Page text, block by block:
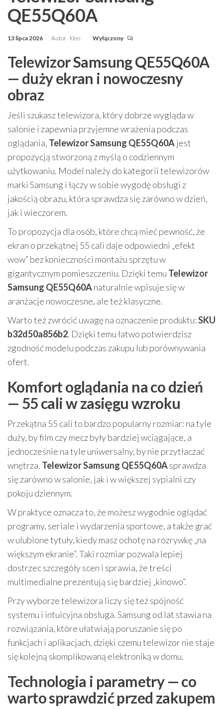
QE55Q60A
13 lipca 2026 Autor kleo Wyłączony
Telewizor Samsung QE55Q60A
— duży ekran i nowoczesny
obraz
Jeśli szukasz telewizora, który dobrze wygląda w
salonie i zapewnia przyjemne wrażenia podczas
oglądania, Telewizor Samsung QE55Q60Ajest
propozycją stworzoną z myślą o codziennym
użytkowaniu. Model należy do kategorii telewizorów
marki Samsung i łączy w sobie wygodę obsługi z
jakością obrazu, która sprawdza się zarówno w dzień,
jak i wieczorem.
To propozycja dla osób, które chcą mieć pewność, że
ekran o przekątnej 55 cali daje odpowiedni „efekt
wow” bez konieczności montażu sprzętu w
gigantycznym pomieszczeniu. Dzięki temu Telewizor
Samsung QE55Q60Anaturalnie wpisuje się w
aranżacje nowoczesne, ale też klasyczne.
Warto też zwrócić uwagę na oznaczenie produktu:SKU
b32d50a856b2. Dzięki temu łatwo potwierdzisz
zgodność modelu podczas zakupu lub porównywania
ofert.
Komfort oglądania na co dzień
— 55 cali w zasięgu wzroku
Przekątna 55 cali to bardzo popularny rozmiar: na tyle
duży, by film czy mecz były bardziej wciągające, a
jednocześnie na tyle uniwersalny, by nie przytłaczać
wnętrza. Telewizor Samsung QE55Q60Asprawdza
się zarówno w salonie, jak i w większej sypialni czy
pokoju dziennym.
W praktyce oznacza to, że możesz wygodnie oglądać
programy, seriale i wydarzenia sportowe, a także grać
w ulubione tytuły, kiedy masz ochotę na rozrywkę „na
większym ekranie”. Taki rozmiar pozwala lepiej
dostrzec szczegóły scen i sprawia, że treści
multimedialne prezentują się bardziej „kinowo”.
Przy wyborze telewizora liczy się też spójność
systemu i intuicyjna obsługa. Samsung od lat stawia na
rozwiązania, które ułatwiają poruszanie się po
funkcjach i aplikacjach, dzięki czemu telewizor nie staje
się kolejną skomplikowaną elektroniką w domu.
Technologia i parametry — co
warto sprawdzić przed zakupem